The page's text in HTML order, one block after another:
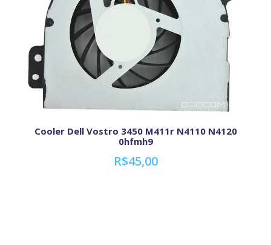
Cooler Dell Vostro 3450 M411r N4110 N4120
0hfmh9
R$45,00